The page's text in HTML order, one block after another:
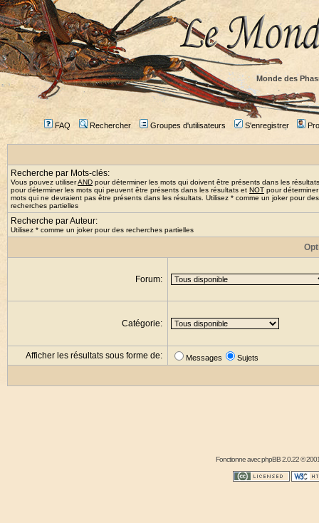
Monde des
FAQ Rechercher Groupes d'utilisateurs S'enregistrer
Recherche par Mots-clés:
Vous pouvez utiliserAND pour déterminer les mots qui doivent être présents dans les
pour déterminer les mots qui peuvent être présents dans les résultats et NOT pour
mots qui ne devraient pas être présents dans les résultats. Utilisez * comme un joker pour des
recherches partielles
Recherche par Auteur:
Utilisez * comme un joker pour des recherches partielles
Forum:
Catégorie:
Afficher les résultats sous forme de: Messages Sujets
Fonctionne avecphpBB2.0.22 ©